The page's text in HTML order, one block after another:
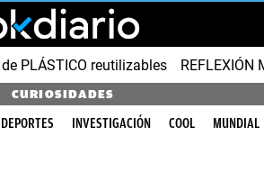
PLÁSTICO reutilizables REFLEXIÓN
CURIOSIDADES
DEPORTES INVESTIGACIÓN COOL MUNDIAL